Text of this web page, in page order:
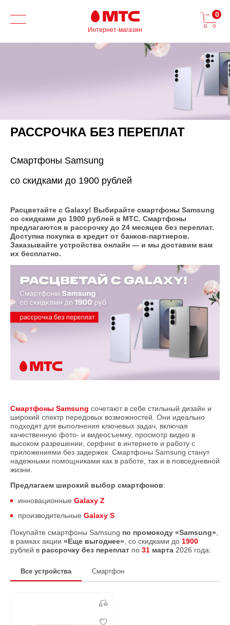
Интернет-магазин
0
РАССРОЧКА БЕЗ ПЕРЕПЛАТ
Смартфоны Samsung
cо скидками до 1900 рублей
Расцветайте c Galaxy! Выбирайте смартфоны Samsung
со скидками до 1900 рублей в МТС. Смартфоны
предлагаются в рассрочку до 24 месяцев без переплат.
Доступна покупка в кредит от банков-партнеров.
Заказывайте устройства онлайн — и мы доставим вам
их бесплатно.
Смартфоны Samsung сочетают в себе стильный дизайн и
широкий спектр передовых возможностей. Они идеально
подходят для выполнения ключевых задач, включая
качественную фото- и видеосъемку, просмотр видео в
высоком разрешении, серфинг в интернете и работу с
приложениями без задержек. Смартфоны Samsung станут
надежными помощниками как в работе, так и в повседневной
жизни.
Предлагаем широкий выбор смартфонов:
инновационные Galaxy Z
производительные Galaxy S
Покупайте смартфоны Samsung по промокоду «Samsung»,
в рамках акции «Еще выгоднее», со скидками до 1900
рублей в рассрочку без переплат по 31 марта 2026 года:
Все устройства Смартфон